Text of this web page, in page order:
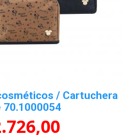
/ Cartuchera
70.1000054